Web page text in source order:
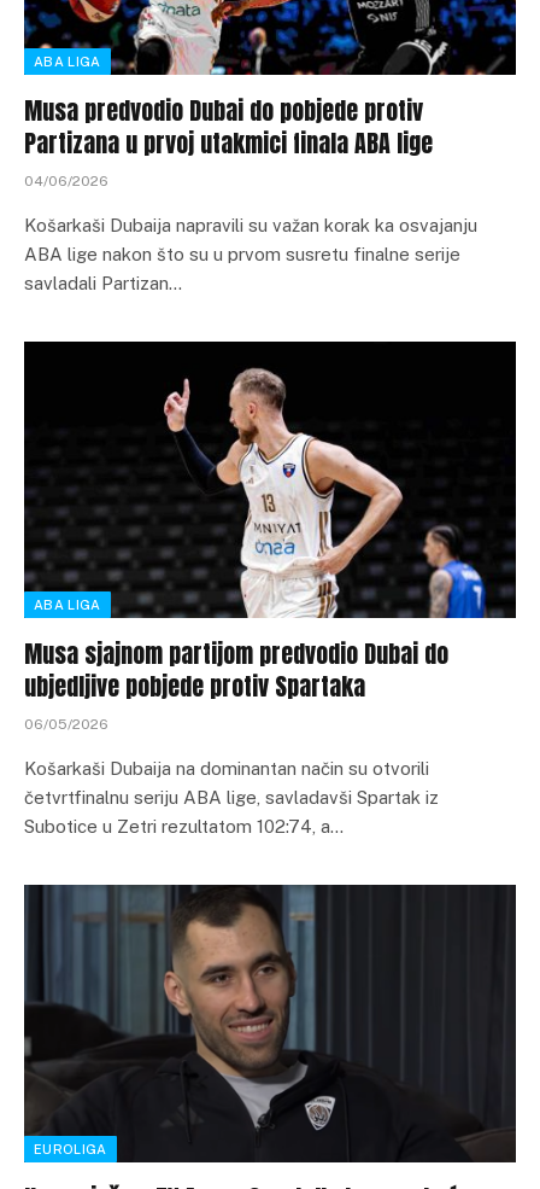
ABA LIGA
Musa predvodio Dubai do pobjede protiv
Partizana u prvoj utakmici finala ABA lige
04/06/2026
Košarkaši Dubaija napravili su važan korak ka osvajanju
ABA lige nakon što su u prvom susretu finalne serije
savladali Partizan…
ABA LIGA
Musa sjajnom partijom predvodio Dubai do
ubjedljive pobjede protiv Spartaka
06/05/2026
Košarkaši Dubaija na dominantan način su otvorili
četvrtfinalnu seriju ABA lige, savladavši Spartak iz
Subotice u Zetri rezultatom 102:74, a…
EUROLIGA